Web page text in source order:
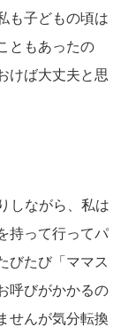
も子どもの頃は
ともあったの
けば大丈夫と思
しながら、私は
持って行ってパ
びたび「ママス
呼びがかかるの
せんが気分転換